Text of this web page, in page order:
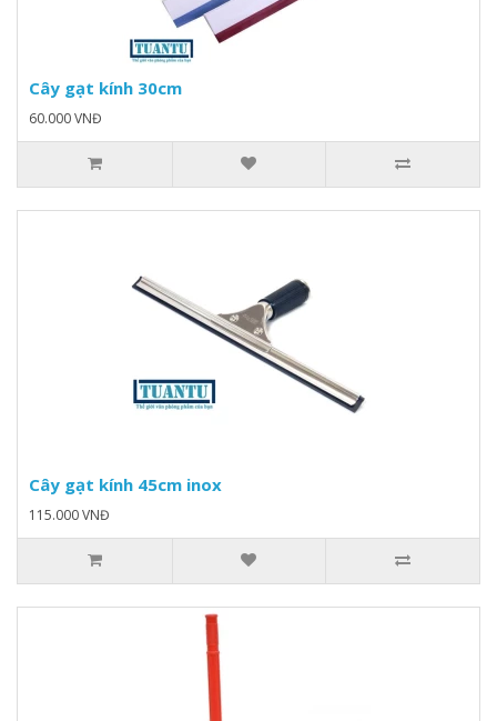
Cây gạt kính 30cm
60.000 VNĐ
Cây gạt kính 45cm inox
115.000 VNĐ